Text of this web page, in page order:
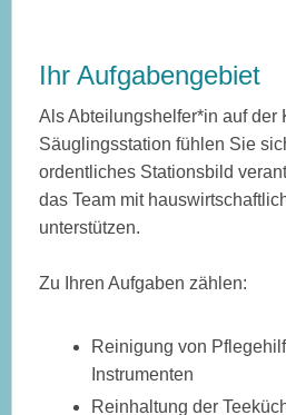
Ihr Aufgabengebiet
Als Abteilungshelfer*in auf der
Säuglingsstation fühlen Sie
ordentliches Stationsbild
das Team mit
unterstützen.
Zu Ihren Aufgaben zählen:
Reinigung von
Instrumenten
Reinhaltung der